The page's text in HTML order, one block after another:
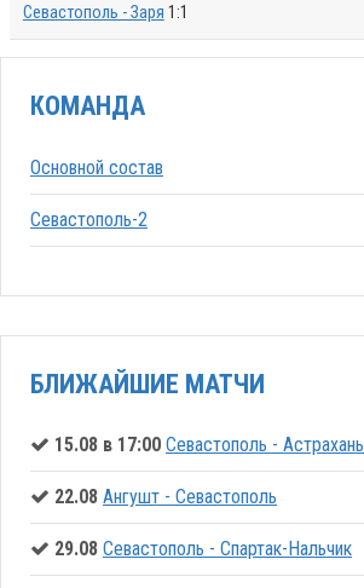
Севастополь - Заря 1:1
КОМАНДА
Основной состав
Севастополь-2
БЛИЖАЙШИЕ МАТЧИ
15.08 в 17:00 Севастополь - Астрахань
22.08 Ангушт - Севастополь
29.08 Севастополь - Спартак-Нальчик